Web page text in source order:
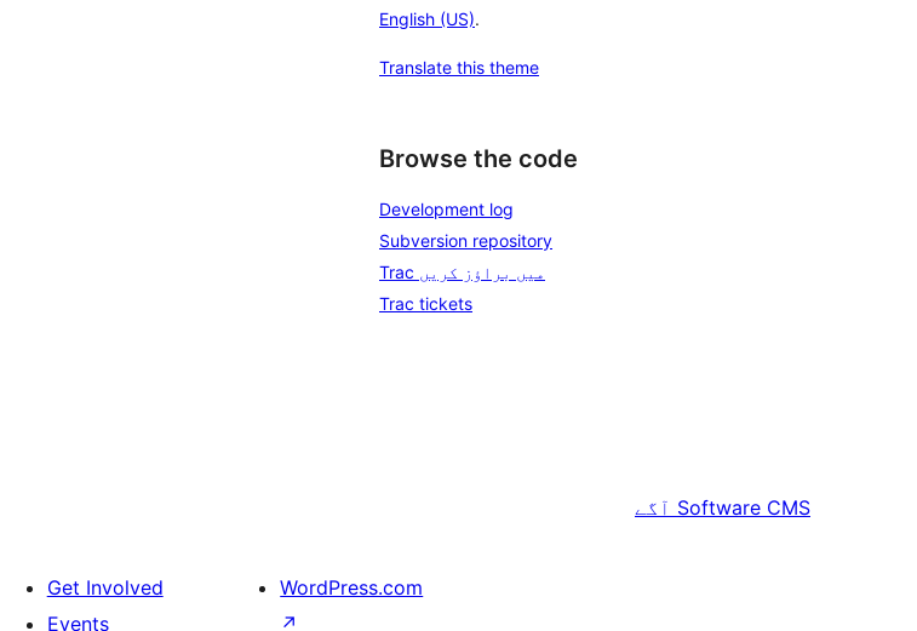
English (US).
Translate this theme
Browse the code
Development log
Subversion repository
Trac میں براؤز کریں
Trac tickets
آگے Software CMS
Get Involved
Events
WordPress.com
↗